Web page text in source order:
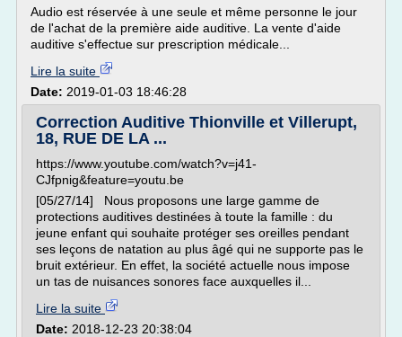
Audio est réservée à une seule et même personne le jour
de l'achat de la première aide auditive. La vente d'aide
auditive s'effectue sur prescription médicale...
Lire la suite
Date: 2019-01-03 18:46:28
Correction Auditive Thionville et Villerupt,
18, RUE DE LA ...
https://www.youtube.com/watch?v=j41-
CJfpnig&feature=youtu.be
[05/27/14] Nous proposons une large gamme de
protections auditives destinées à toute la famille : du
jeune enfant qui souhaite protéger ses oreilles pendant
ses leçons de natation au plus âgé qui ne supporte pas le
bruit extérieur. En effet, la société actuelle nous impose
un tas de nuisances sonores face auxquelles il...
Lire la suite
Date: 2018-12-23 20:38:04